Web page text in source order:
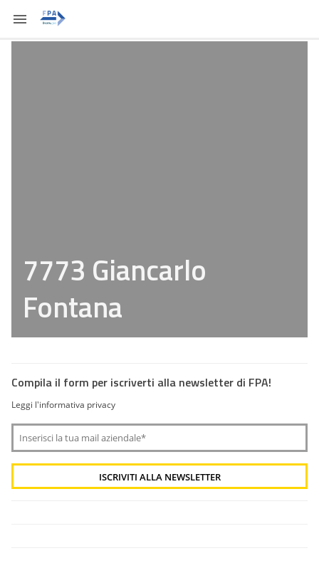
7773 Giancarlo
Fontana
Compila il form per iscriverti alla newsletter di FPA!
Leggi l'informativa privacy